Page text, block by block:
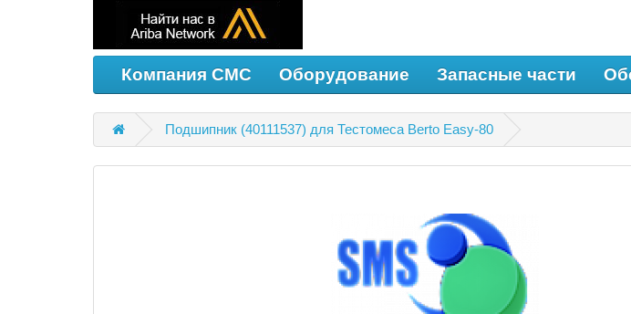
Компания СМС Оборудование Запасные части
Подшипник (40111537) для Тестомеса Berto Easy-80